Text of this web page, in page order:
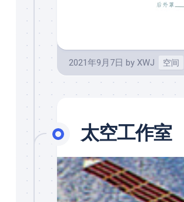
2021年9月7日 by XWJ 空间
太空工作室